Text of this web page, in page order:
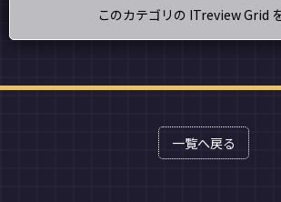
このカテゴリの ITreview Grid
一覧へ戻る